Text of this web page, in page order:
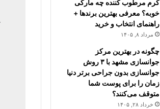
کرم مرطوب کننده چه مارکی
خوبه؟ معرفی بهترین برندها +
راهنمای انتخاب و خرید
مرداد ۸, ۱۴۰۵
چگونه در بهترین مرکز
جوانسازی مشهد با ۳ روش
جوانسازی بدون جراحی برتر دنیا
زمان را برای پوست شما
متوقف می‌کنند؟
خرداد ۲۸, ۱۴۰۵